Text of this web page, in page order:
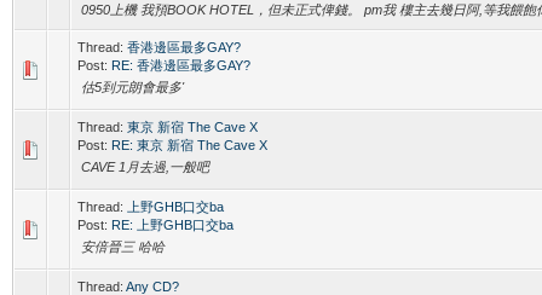
0950上機 我預BOOK HOTEL，但未正式俾錢。 pm我 樓主去幾日阿,等我餵飽
Thread: 香港邊區最多GAY?
Post: RE: 香港邊區最多GAY?
估5到元朗會最多'
Thread: 東京 新宿 The Cave X
Post: RE: 東京 新宿 The Cave X
CAVE 1月去過,一般吧
Thread:
上野GHB口交ba
Post: RE: 上野GHB口交ba
安倍晉三 哈哈
Thread: Any CD?